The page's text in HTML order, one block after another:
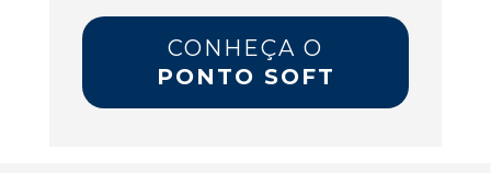
CONHEÇA O
PONTO SOFT